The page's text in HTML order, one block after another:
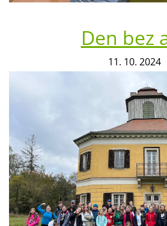
Den bez
11. 10. 2024